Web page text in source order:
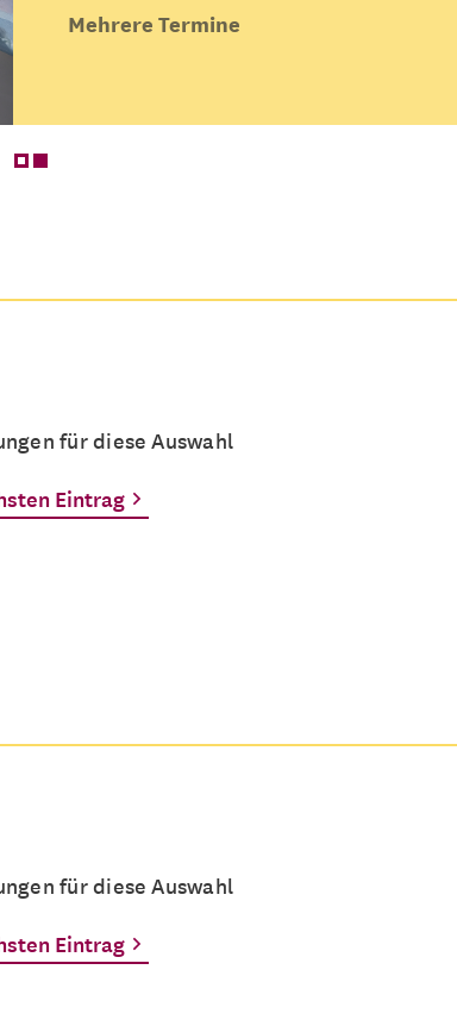
Mehrere Termine
für diese Auswahl
Eintrag
für diese Auswahl
Eintrag